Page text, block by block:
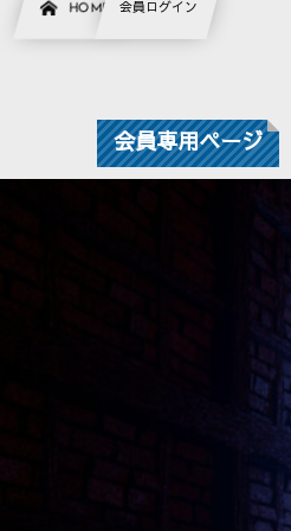
HOME 会員ログイン
会員専用ページ